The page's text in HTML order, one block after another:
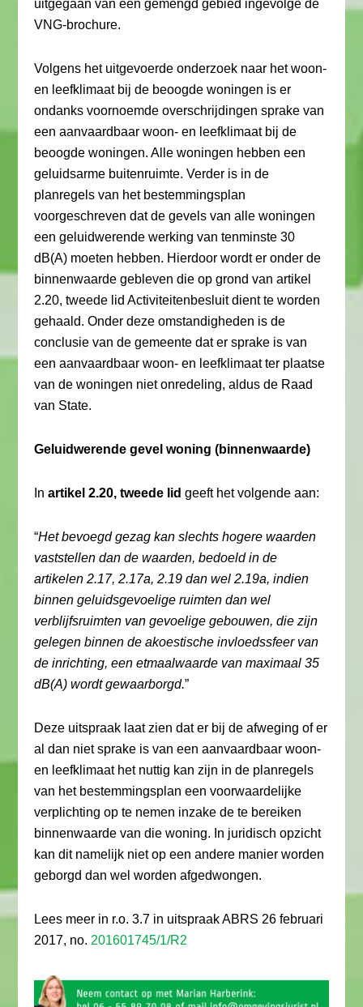
uitgegaan van een gemengd gebied ingevolge de
VNG-brochure.
Volgens het uitgevoerde onderzoek naar het woon-
en leefklimaat bij de beoogde woningen is er
ondanks voornoemde overschrijdingen sprake van
een aanvaardbaar woon- en leefklimaat bij de
beoogde woningen. Alle woningen hebben een
geluidsarme buitenruimte. Verder is in de
planregels van het bestemmingsplan
voorgeschreven dat de gevels van alle woningen
een geluidwerende werking van tenminste 30
dB(A) moeten hebben. Hierdoor wordt er onder de
binnenwaarde gebleven die op grond van artikel
2.20, tweede lid Activiteitenbesluit dient te worden
gehaald. Onder deze omstandigheden is de
conclusie van de gemeente dat er sprake is van
een aanvaardbaar woon- en leefklimaat ter plaatse
van de woningen niet onredeling, aldus de Raad
van State.
Geluidwerende gevel woning (binnenwaarde)
Inartikel 2.20, tweede lid geeft het volgende aan:
“Het bevoegd gezag kan slechts hogere waarden
vaststellen dan de waarden, bedoeld in de
artikelen 2.17, 2.17a, 2.19 dan wel 2.19a, indien
binnen geluidsgevoelige ruimten dan wel
verblijfsruimten van gevoelige gebouwen, die zijn
gelegen binnen de akoestische invloedssfeer van
de inrichting, een etmaalwaarde van maximaal 35
dB(A) wordt gewaarborgd.”
Deze uitspraak laat zien dat er bij de afweging of er
al dan niet sprake is van een aanvaardbaar woon-
en leefklimaat het nuttig kan zijn in de planregels
van het bestemmingsplan een voorwaardelijke
verplichting op te nemen inzake de te bereiken
binnenwaarde van die woning. In juridisch opzicht
kan dit namelijk niet op een andere manier worden
geborgd dan wel worden afgedwongen.
Lees meer in r.o. 3.7 in uitspraak ABRS 26 februari
2017, no. 201601745/1/R2